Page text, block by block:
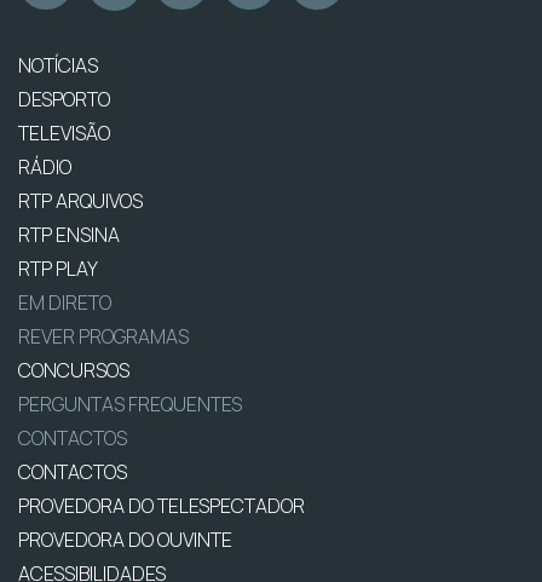
NOTÍCIAS
DESPORTO
TELEVISÃO
RÁDIO
RTP ARQUIVOS
RTP ENSINA
RTP PLAY
EM DIRETO
REVER PROGRAMAS
CONCURSOS
PERGUNTAS FREQUENTES
CONTACTOS
CONTACTOS
PROVEDORA DO TELESPECTADOR
PROVEDORA DO OUVINTE
ACESSIBILIDADES